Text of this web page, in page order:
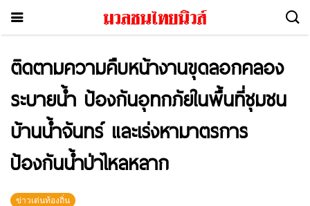
ติดตามความคืบหน้างานขุดลอกคลอง
ระบายน้ำ ป้องกันอุทกภัยในพื้นที่ชุมชน
บ้านน้ำจันทร์ และเร่งหามาตรการ
ป้องกันน้ำป่าไหลหลาก
ข่าวเด่นท้องถิ่น